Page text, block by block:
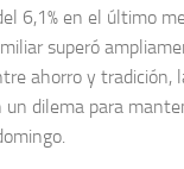
6,1% en el último
superó
ahorro y tradición,
dilema para